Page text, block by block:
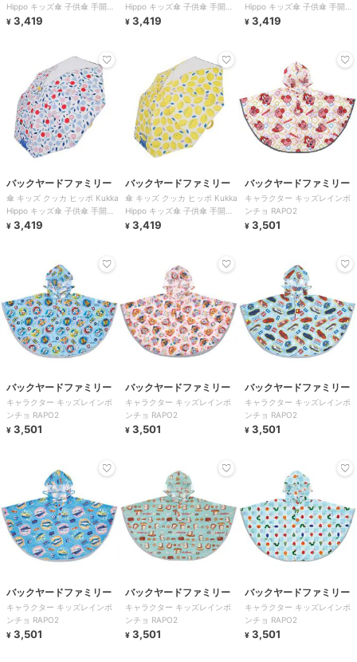
Hippo キッズ傘 子供傘 手開き
こども 男の子 通販
¥ 3,419
Hippo キッズ傘 子供傘 手開き
こども 男の子 通販
¥ 3,419
Hippo キッズ傘 子供傘 手開き
こども 男の子 通販
¥ 3,419
バックヤードファミリー
傘 キッズ クッカ ヒッポ Kukka
Hippo キッズ傘 子供傘 手開き
こども 男の子 通販
¥ 3,419
バックヤードファミリー
傘 キッズ クッカ ヒッポ Kukka
Hippo キッズ傘 子供傘 手開き
こども 男の子 通販
¥ 3,419
バックヤードファミリー
キャラクター キッズレインポ
ンチョ RAPO2
¥ 3,501
バックヤードファミリー
キャラクター キッズレインポ
ンチョ RAPO2
¥ 3,501
バックヤードファミリー
キャラクター キッズレインポ
ンチョ RAPO2
¥ 3,501
バックヤードファミリー
キャラクター キッズレインポ
ンチョ RAPO2
¥ 3,501
バックヤードファミリー
キャラクター キッズレインポ
ンチョ RAPO2
¥ 3,501
バックヤードファミリー
キャラクター キッズレインポ
ンチョ RAPO2
¥ 3,501
バックヤードファミリー
キャラクター キッズレインポ
ンチョ RAPO2
¥ 3,501